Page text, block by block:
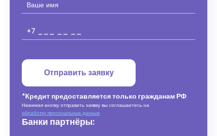
Отправить заявку
*Кредит предоставляется только гражданам РФ
Нажимая кнопку отправить заявку вы соглашаетесь на
обработку персональных данных
Банки партнёры: